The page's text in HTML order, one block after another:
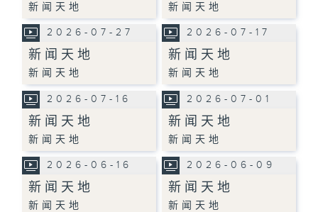
新闻天地 新闻天地
2026-07-27
新闻天地
新闻天地
2026-07-17
新闻天地
新闻天地
2026-07-16
新闻天地
新闻天地
2026-07-01
新闻天地
新闻天地
2026-06-16
新闻天地
新闻天地
2026-06-09
新闻天地
新闻天地